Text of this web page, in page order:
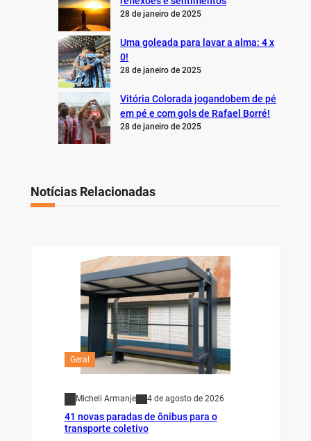
28 de janeiro de 2025
0!
28 de janeiro de 2025
em pé e com gols de Rafael Borré!
28 de janeiro de 2025
Notícias Relacionadas
Geral
Micheli Armanje
41 novas paradas de ônibus para o
transporte coletivo